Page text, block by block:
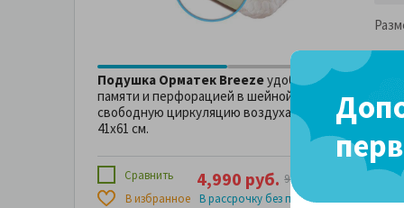
Подушка Орматек Breezeудобной формы на
памяти и перфорацией в шейной зоне.Сквозная
свободную циркуляцию воздуха и улучшает
41х61 см.
Сравнить
В избранное
4,990 руб. 9,980 руб. 1,247
В рассрочку без переплаты за